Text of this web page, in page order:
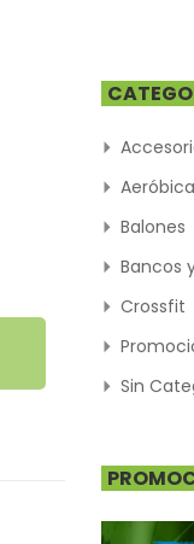
de
Aeróbica
Balones
Bancos
Crossfit
Sin